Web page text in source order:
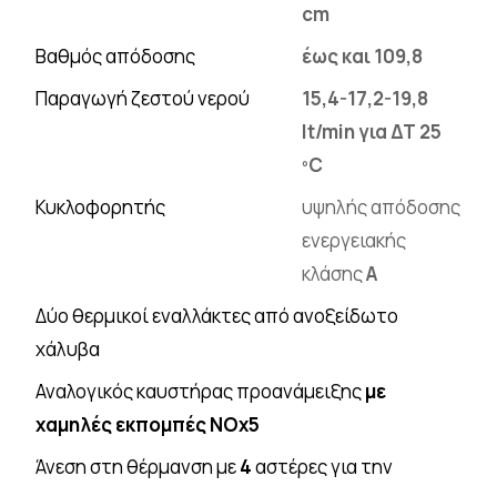
cm
Βαθμός απόδοσης
έως και 109,8
Παραγωγή ζεστού νερού
15,4-17,2-19,8
lt/min για ΔΤ 25
ºC
Κυκλοφορητής
υψηλής απόδοσης
ενεργειακής
κλάσηςA
Δύο θερμικοί εναλλάκτες από ανοξείδωτο
χάλυβα
Αναλογικός καυστήρας προανάμειξηςμε
χαμηλές εκπομπές NOx5
Άνεση στη θέρμανση με4αστέρες για την